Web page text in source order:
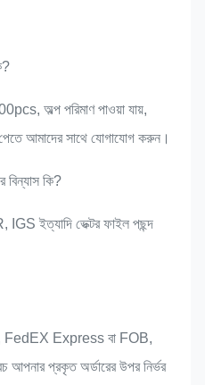
অল্প পরিমাণ পাওয়া যায়,
আমাদের সাথে যোগাযোগ করুন।
বিন্যাস কি?
ইত্যাদি ভেক্টর ফাইল পছন্দ
FedEX Express বা FOB,
প্রকৃত অর্ডারের উপর নির্ভর